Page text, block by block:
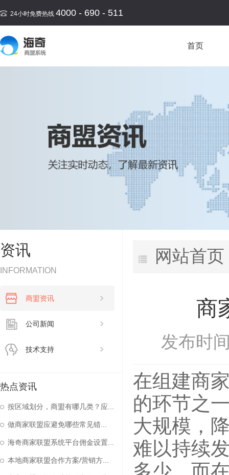
24小时免费热线 4000 - 690 - 511
首页
资讯
INFORMATION
商盟资讯
公司新闻
技术支持
热点资讯
按区域划分，商盟有哪几类？应...
做商家联盟应避免哪些常见错...
海奇商家联盟系统平台佣金设置...
本地商家联盟合作方案/营销方...
网站首页
商
发布时
在组建商
的环节之
大规模，
难以持续